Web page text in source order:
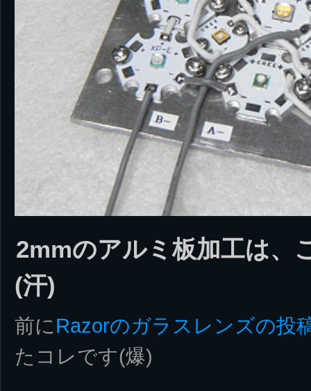
2mmのアルミ板加工は、
(汗)
前にRazorのガラスレンズの投
たコレです(爆)